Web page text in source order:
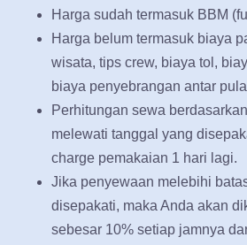
Harga sudah termasuk BBM
Harga belum termasuk biaya
wisata, tips crew, biaya tol,
biaya penyebrangan antar
Perhitungan sewa berdasarkan
melewati tanggal yang
charge pemakaian 1 hari lagi.
Jika penyewaan melebihi
disepakati, maka Anda akan
sebesar 10% setiap jamnya